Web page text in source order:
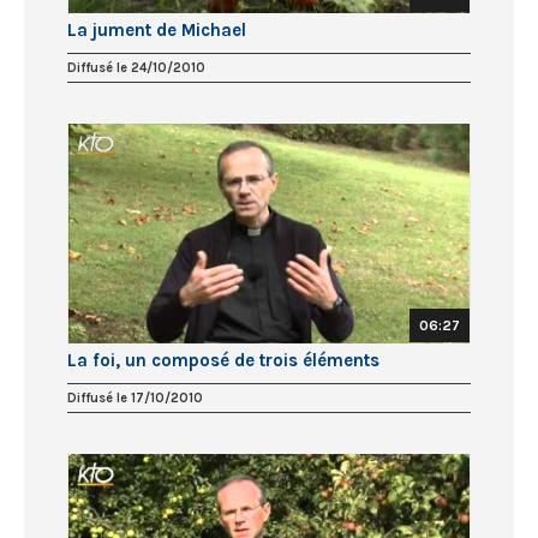
La jument de Michael
Diffusé le 24/10/2010
06:27
La foi, un composé de trois éléments
Diffusé le 17/10/2010